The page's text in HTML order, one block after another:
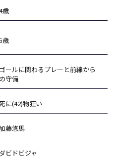
歳
歳
ゴールに関わるプレーと前線から
の守備
に(42)物狂い
藤悠馬
ダビドビジャ